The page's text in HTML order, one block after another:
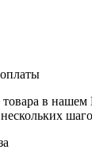
в нашем